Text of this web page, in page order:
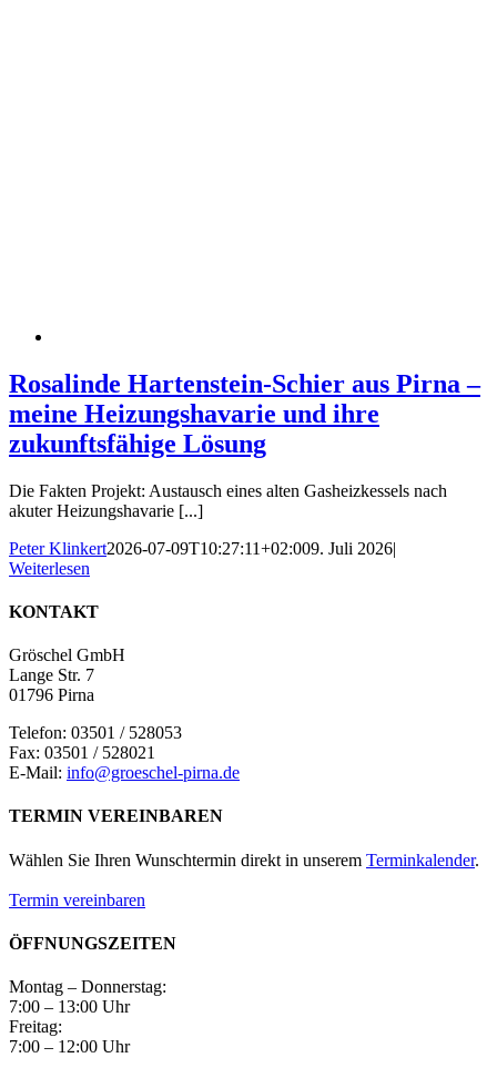
Rosalinde Hartenstein-Schier aus Pirna –
meine Heizungshavarie und ihre
zukunftsfähige Lösung
Die Fakten Projekt: Austausch eines alten Gasheizkessels nach
akuter Heizungshavarie [...]
Peter Klinkert2026-07-09T10:27:11+02:009. Juli 2026|
Weiterlesen
KONTAKT
Gröschel GmbH
Lange Str. 7
01796 Pirna
Telefon: 03501 / 528053
Fax: 03501 / 528021
E-Mail: info@groeschel-pirna.de
TERMIN VEREINBAREN
Wählen Sie Ihren Wunschtermin direkt in unserem Terminkalender.
Termin vereinbaren
ÖFFNUNGSZEITEN
Montag – Donnerstag:
7:00 – 13:00 Uhr
Freitag:
7:00 – 12:00 Uhr